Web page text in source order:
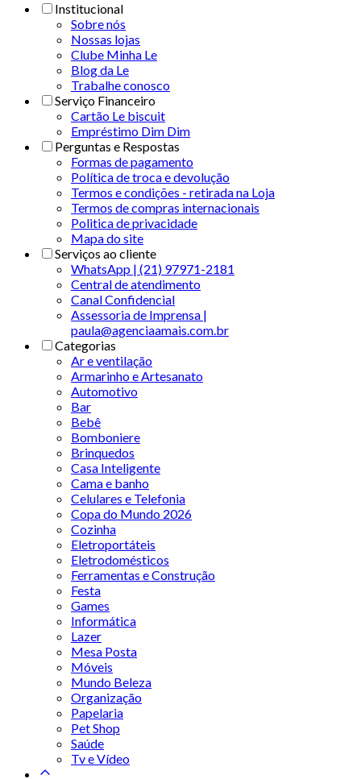
Institucional
Sobre nós
Nossas lojas
Clube Minha Le
Blog da Le
Trabalhe conosco
Serviço Financeiro
Cartão Le biscuit
Empréstimo Dim Dim
Perguntas e Respostas
Formas de pagamento
Política de troca e devolução
Termos e condições - retirada na Loja
Termos de compras internacionais
Politica de privacidade
Mapa do site
Serviços ao cliente
WhatsApp | (21) 97971-2181
Central de atendimento
Canal Confidencial
Assessoria de Imprensa |
paula@agenciaamais.com.br
Categorias
Ar e ventilação
Armarinho e Artesanato
Automotivo
Bar
Bebê
Bomboniere
Brinquedos
Casa Inteligente
Cama e banho
Celulares e Telefonia
Copa do Mundo 2026
Cozinha
Eletroportáteis
Eletrodomésticos
Ferramentas e Construção
Festa
Games
Informática
Lazer
Mesa Posta
Móveis
Mundo Beleza
Organização
Papelaria
Pet Shop
Saúde
Tv e Vídeo